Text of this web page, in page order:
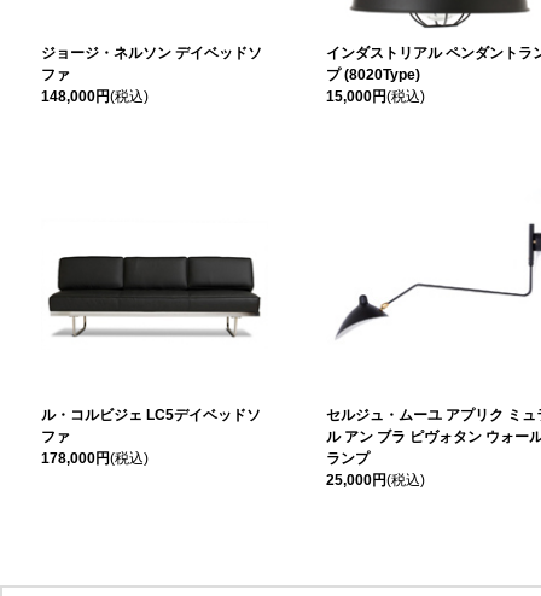
ジョージ・ネルソン デイベッドソ
ファ
148,000円(税込)
インダストリアル ペンダントラ
プ (8020Type)
15,000円(税込)
ル・コルビジェ LC5デイベッドソ
ファ
178,000円(税込)
セルジュ・ムーユ アプリク ミュ
ル アン ブラ ピヴォタン ウォー
ランプ
25,000円(税込)